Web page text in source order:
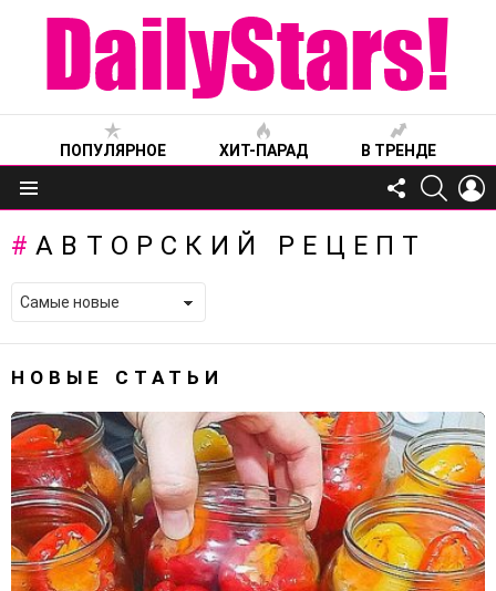
ПОПУЛЯРНОЕ ХИТ-ПАРАД В ТРЕНДЕ
Меню
FOLLOW
US
АВТОРСКИЙ РЕЦЕПТ
НОВЫЕ СТАТЬИ